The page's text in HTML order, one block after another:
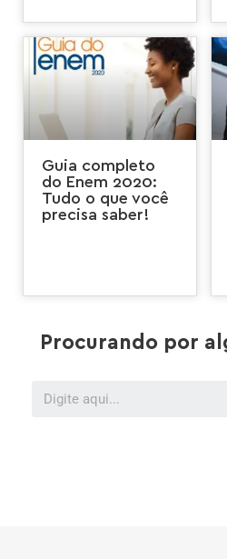
Guia completo
do Enem 2020:
Tudo o que você
precisa saber!
Procurando por